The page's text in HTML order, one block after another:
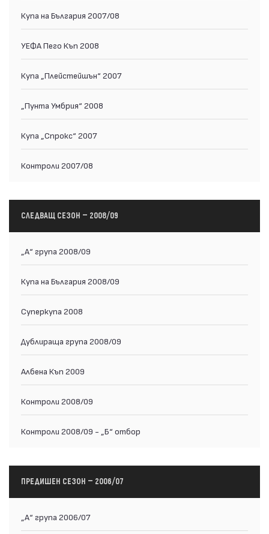
Купа на България 2007/08
УЕФА Пего Къп 2008
Купа „Плейстейшън“ 2007
„Пунта Умбрия“ 2008
Купа „Спрокс“ 2007
Контроли 2007/08
СЛЕДВАЩ СЕЗОН — 2008/09
„А“ група 2008/09
Купа на България 2008/09
Суперкупа 2008
Дублираща група 2008/09
Албена Къп 2009
Контроли 2008/09
Контроли 2008/09 - „Б“ отбор
ПРЕДИШЕН СЕЗОН — 2006/07
„А“ група 2006/07